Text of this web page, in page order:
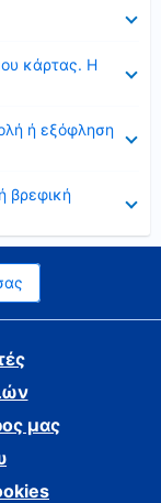
κάρτας. Η
ή εξόφληση
βρεφική
μας